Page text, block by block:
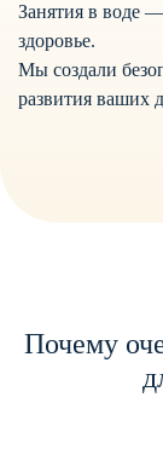
Занятия в воде
здоровье.
Мы создали
развития ваших
Почему